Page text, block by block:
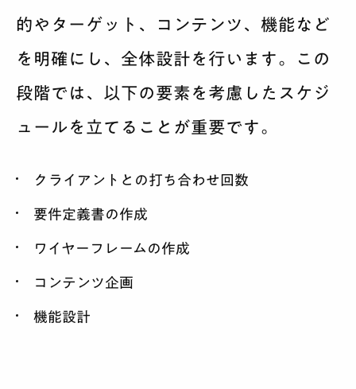
的やターゲット、コンテンツ、機能など
を明確にし、全体設計を行います。この
段階では、以下の要素を考慮したスケジ
ュールを立てることが重要です。
クライアントとの打ち合わせ回数
要件定義書の作成
ワイヤーフレームの作成
コンテンツ企画
機能設計